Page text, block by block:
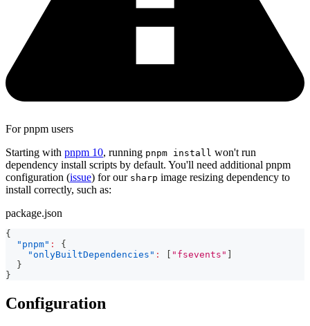
For pnpm users
Starting with pnpm 10, running pnpm install won't run
dependency install scripts by default. You'll need additional pnpm
configuration (issue) for our sharp image resizing dependency to
install correctly, such as:
package.json
{
"pnpm" :
{
"onlyBuiltDependencies" : "fsevents"
}
}
Configuration